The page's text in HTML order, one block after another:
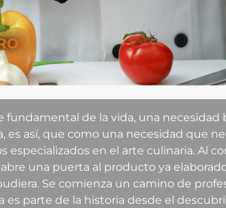
fundamental de la vida, una necesidad
es así, que como una necesidad que
especializados en el arte culinaria. Al
una puerta al producto ya
Se comienza un camino de
es parte de la historia desde el